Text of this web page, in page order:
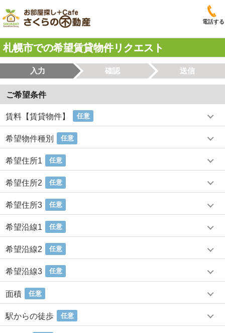
電話する
札幌市での希望賃貸物件リクエスト
入力 確認 送信
ご希望条件
賃料【賃貸物件】 任意
希望物件種別 任意
希望住所1 任意
希望住所2 任意
希望住所3 任意
希望沿線1 任意
希望沿線2 任意
希望沿線3 任意
面積 任意
駅からの徒歩 任意